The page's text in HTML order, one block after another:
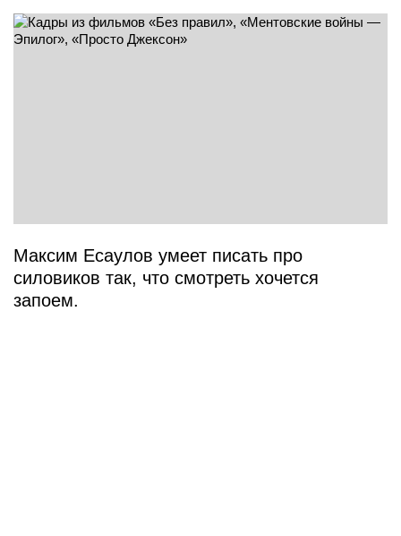
Максим Есаулов умеет писать про
силовиков так, что смотреть хочется
запоем.